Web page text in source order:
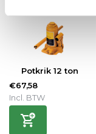
Potkrik 12 ton
€67,58
Incl. BTW